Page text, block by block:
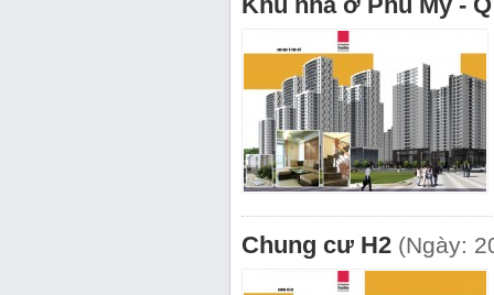
Chung cư H2 (Ngày: